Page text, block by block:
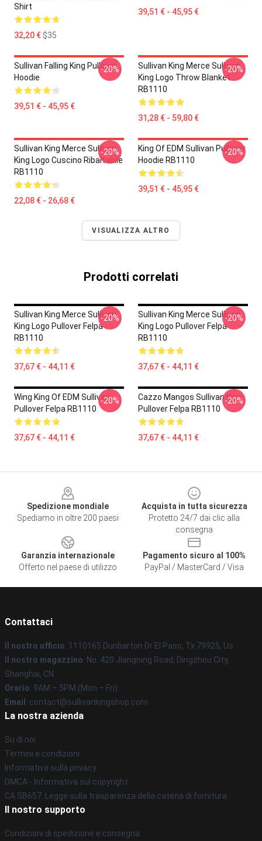
Shirt
32,20 €$35
39,51 € - 45,95 €
Sullivan Falling King Pullover
Hoodie
39,51 € - 45,95 €
-20%
Sullivan King Merce Sullivan
King Logo Throw Blanket
RB1110
31,28 € - 59,80 €
-20%
Sullivan King Merce Sullivan
King Logo Cuscino Ribaltabile
RB1110
22,08 € - 26,68 €
-20%
King Of EDM Sullivan Pullover
Hoodie RB1110
39,51 € - 45,95 €
-20%
VISUALIZZA ALTRO
Prodotti correlati
Sullivan King Merce Sullivan
King Logo Pullover Felpa
RB1110
37,67 € - 44,11 €
-20%
Sullivan King Merce Sullivan
King Logo Pullover Felpa
RB1110
37,67 € - 44,11 €
-20%
Wing King Of EDM Sullivan
Pullover Felpa RB1110
37,67 € - 44,11 €
-20%
Cazzo Mangos Sullivan King
Pullover Felpa RB1110
37,67 € - 44,11 €
-20%
Spedizione mondiale
Spediamo in oltre 200 paesi
Acquista in tutta sicurezza
Protetto 24/7 dai clic alla
consegna
Garanzia internazionale
Offerto nel paese di utilizzo
Pagamento sicuro al 100%
PayPal / MasterCard / Visa
Contattaci
Il nostro ufficio: 1110165 Dunbarton Dr El Paso, Tx 79925, Us
Il nostro magazzino: No. 420 Jiangning Road, Dingzhou City,
Shanghai, CN
Orario: 9AM – 5PM (Mon – Fri)
Email : contact@sullivankingshop.com
La nostra azienda
Su di noi
Termini e condizioni
Informativa sulla privacy
DMCA - Informativa sul copyright
CA SB657: Legge sulla trasparenza della catena di fornitura
Il nostro supporto
Condizioni di spedizione e consegna